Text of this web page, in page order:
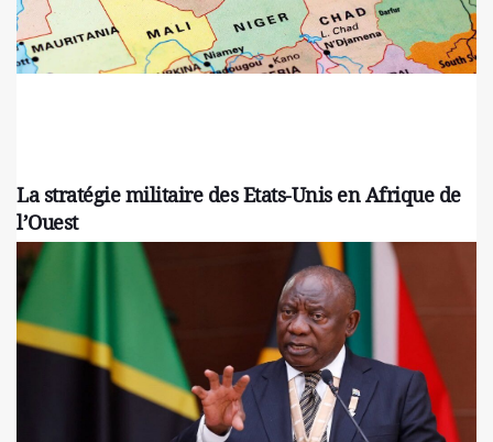
La stratégie militaire des Etats-Unis en Afrique de
l’Ouest